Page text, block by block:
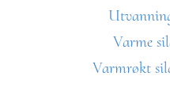
Varme
Varmrøkt